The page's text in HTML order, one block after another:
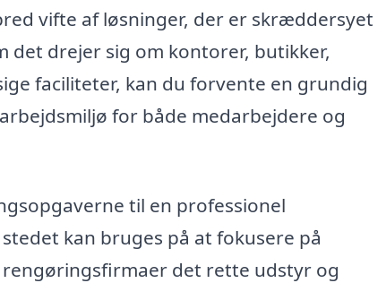
vifte af løsninger, der er skræddersyet
det drejer sig om kontorer, butikker,
faciliteter, kan du forvente en grundig
for både medarbejdere og
til en professionel
kan bruges på at fokusere på
det rette udstyr og